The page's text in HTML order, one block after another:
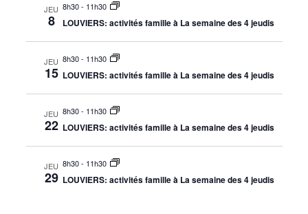
JEU
8
8h30- 11h30
LOUVIERS: activités famille à La semaine des 4 jeudis
JEU
15
8h30- 11h30
LOUVIERS: activités famille à La semaine des 4 jeudis
JEU
22
8h30- 11h30
LOUVIERS: activités famille à La semaine des 4 jeudis
JEU
29
8h30- 11h30
LOUVIERS: activités famille à La semaine des 4 jeudis